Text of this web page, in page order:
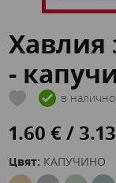
Хавлия
-
в
1.60 € /
Цвят: КАПУЧИНО